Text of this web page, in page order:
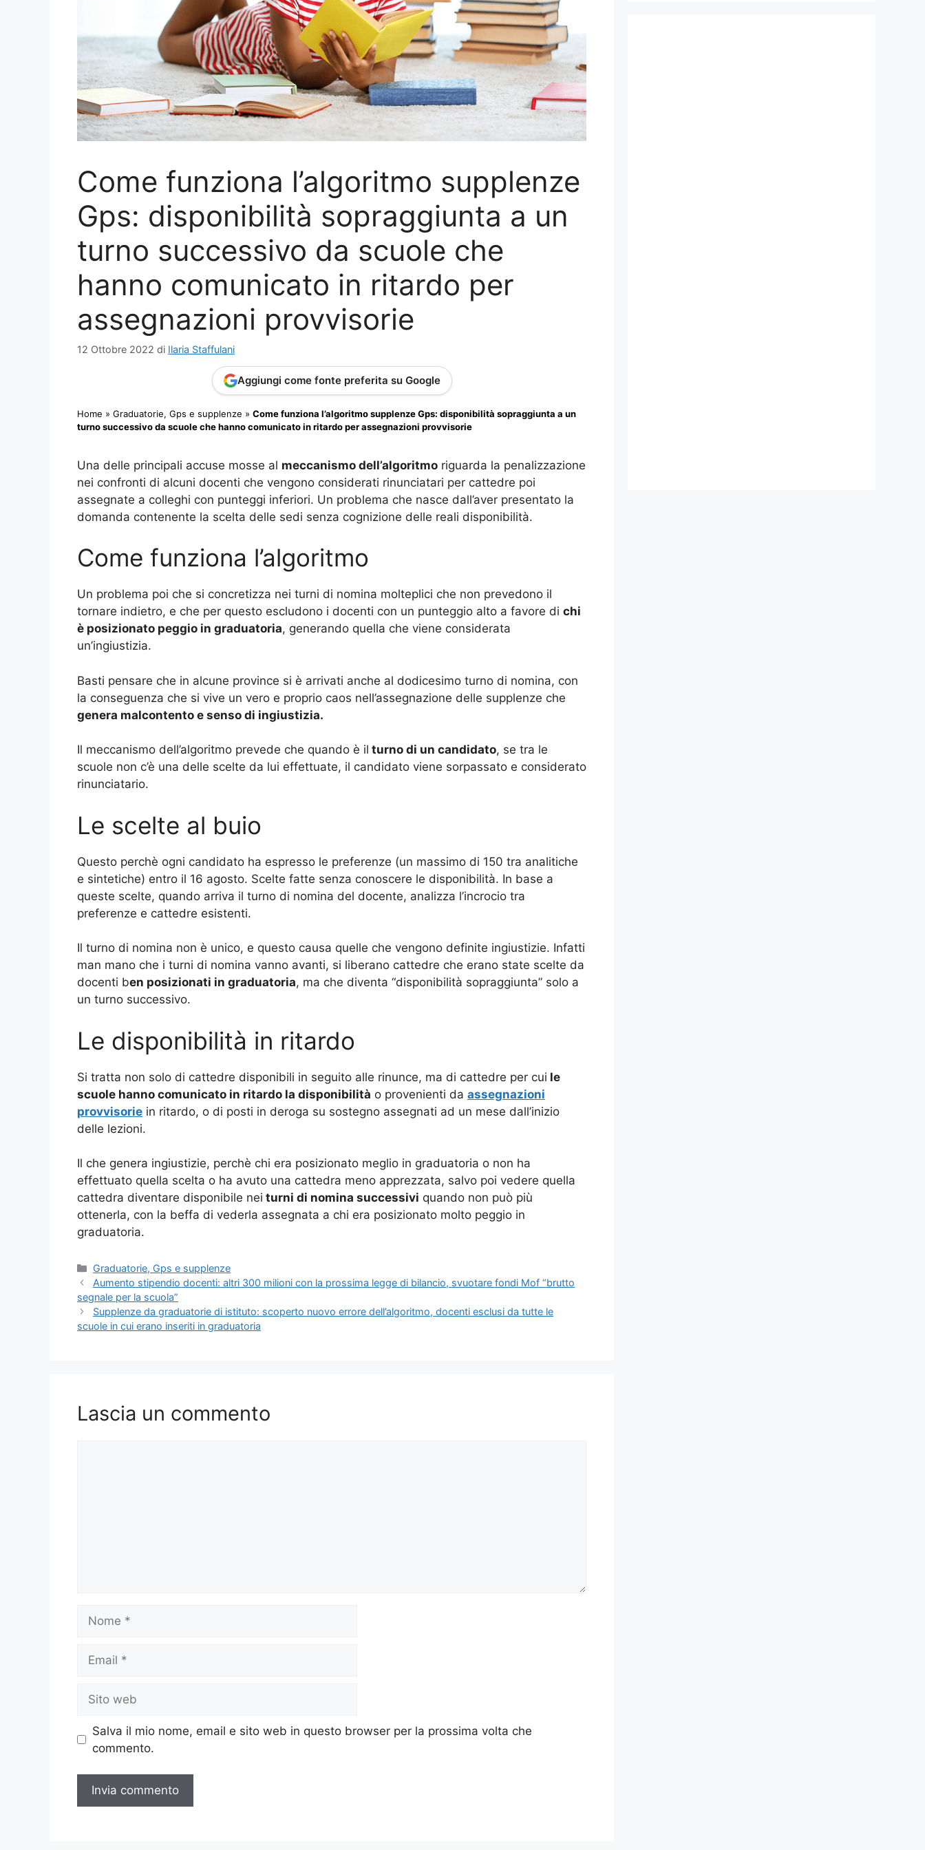
Come funziona l’algoritmo supplenze
Gps: disponibilità sopraggiunta a un
turno successivo da scuole che
hanno comunicato in ritardo per
assegnazioni provvisorie
12 Ottobre 2022 di Ilaria Staffulani
Aggiungi come fonte preferita su Google
Home » Graduatorie, Gps e supplenze » Come funziona l’algoritmo supplenze Gps: disponibilità sopraggiunta a un
turno successivo da scuole che hanno comunicato in ritardo per assegnazioni provvisorie
Una delle principali accuse mosse al meccanismo dell’algoritmo riguarda la penalizzazione
nei confronti di alcuni docenti che vengono considerati rinunciatari per cattedre poi
assegnate a colleghi con punteggi inferiori. Un problema che nasce dall’aver presentato la
domanda contenente la scelta delle sedi senza cognizione delle reali disponibilità.
Come funziona l’algoritmo
Un problema poi che si concretizza nei turni di nomina molteplici che non prevedono il
tornare indietro, e che per questo escludono i docenti con un punteggio alto a favore di chi
è posizionato peggio in graduatoria, generando quella che viene considerata
un’ingiustizia.
Basti pensare che in alcune province si è arrivati anche al dodicesimo turno di nomina, con
la conseguenza che si vive un vero e proprio caos nell’assegnazione delle supplenze che
genera malcontento e senso di ingiustizia.
Il meccanismo dell’algoritmo prevede che quando è il turno di un candidato, se tra le
scuole non c’è una delle scelte da lui effettuate, il candidato viene sorpassato e considerato
rinunciatario.
Le scelte al buio
Questo perchè ogni candidato ha espresso le preferenze (un massimo di 150 tra analitiche
e sintetiche) entro il 16 agosto. Scelte fatte senza conoscere le disponibilità. In base a
queste scelte, quando arriva il turno di nomina del docente, analizza l’incrocio tra
preferenze e cattedre esistenti.
Il turno di nomina non è unico, e questo causa quelle che vengono definite ingiustizie. Infatti
man mano che i turni di nomina vanno avanti, si liberano cattedre che erano state scelte da
docenti ben posizionati in graduatoria, ma che diventa “disponibilità sopraggiunta” solo a
un turno successivo.
Le disponibilità in ritardo
Si tratta non solo di cattedre disponibili in seguito alle rinunce, ma di cattedre per cui le
scuole hanno comunicato in ritardo la disponibilità o provenienti da assegnazioni
provvisorie in ritardo, o di posti in deroga su sostegno assegnati ad un mese dall’inizio
delle lezioni.
Il che genera ingiustizie, perchè chi era posizionato meglio in graduatoria o non ha
effettuato quella scelta o ha avuto una cattedra meno apprezzata, salvo poi vedere quella
cattedra diventare disponibile nei turni di nomina successivi quando non può più
ottenerla, con la beffa di vederla assegnata a chi era posizionato molto peggio in
graduatoria.
Categorie
Graduatorie, Gps e supplenze
Aumento stipendio docenti: altri 300 milioni con la prossima legge di bilancio, svuotare fondi Mof “brutto
segnale per la scuola”
Supplenze da graduatorie di istituto: scoperto nuovo errore dell’algoritmo, docenti esclusi da tutte le
scuole in cui erano inseriti in graduatoria
Lascia un commento
web
Salva il mio nome, email e sito web in questo browser per la prossima volta che
commento.